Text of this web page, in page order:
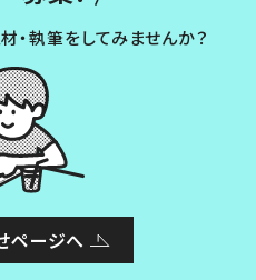
・執筆をしてみませんか？
ページへ